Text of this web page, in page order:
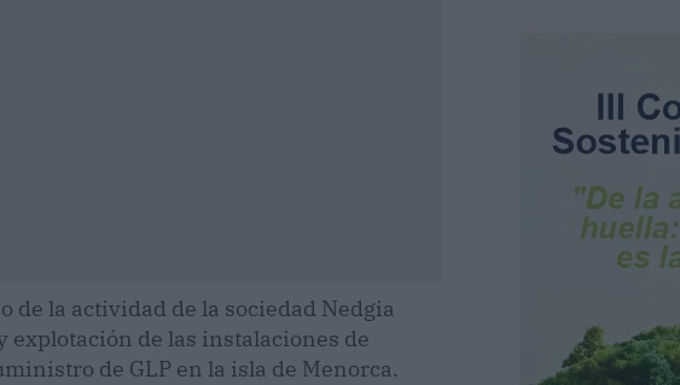
de la actividad de la sociedad Nedgia
explotación de las instalaciones de
de GLP en la isla de Menorca.